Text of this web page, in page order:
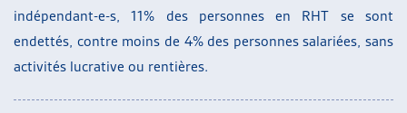
indépendant-e-s, 11% des personnes en RHT se sont
endettés, contre moins de 4% des personnes salariées, sans
activités lucrative ou rentières.